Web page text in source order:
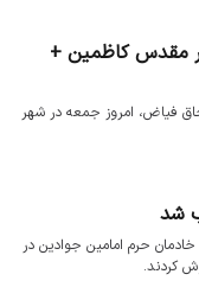
مقدس کاظمین +
فیاض، امروز جمعه در شهر
شد
حرم امامین جوادین در
کردند.